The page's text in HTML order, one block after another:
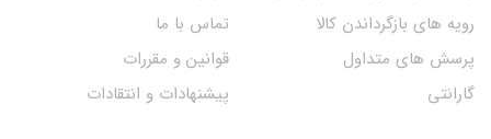
رویه های بازگرداندن کالا
پرسش های متداول
گارانتی
تماس با ما
قوانین و مقررات
پیشنهادات و انتقادات